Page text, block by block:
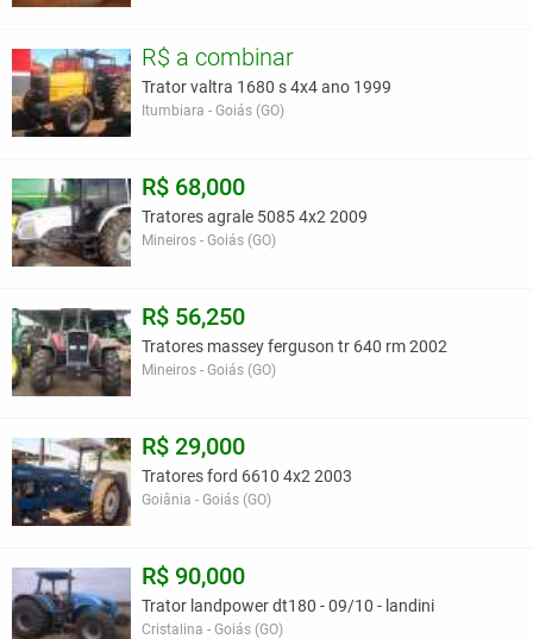
R$ a combinar
Trator valtra 1680 s 4x4 ano 1999
Itumbiara - Goiás (GO)
R$ 68,000
Tratores agrale 5085 4x2 2009
Mineiros - Goiás (GO)
R$ 56,250
Tratores massey ferguson tr 640 rm 2002
Mineiros - Goiás (GO)
R$ 29,000
Tratores ford 6610 4x2 2003
Goiânia - Goiás (GO)
R$ 90,000
Trator landpower dt180 - 09/10 - landini
Cristalina - Goiás (GO)